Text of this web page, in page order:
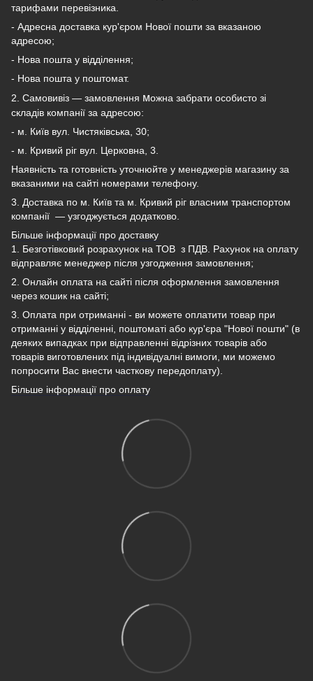
тарифами перевізника.
- Адресна доставка кур'єром Нової пошти за вказаною
адресою;
- Нова пошта у відділення;
- Нова пошта у поштомат.
2. Самовивіз — замовлення можна забрати особисто зі
складів компанії за адресою:
- м. Київ вул. Чистяківська, 30;
- м. Кривий ріг вул. Церковна, 3.
Наявність та готовність уточнюйте у менеджерів магазину за
вказаними на сайті номерами телефону.
3. Доставка по м. Київ та м. Кривий ріг власним транспортом
компанії — узгоджується додатково.
Більше інформації про доставку
1. Безготівковий розрахунок на ТОВ з ПДВ. Рахунок на оплату
відправляє менеджер після узгодження замовлення;
2. Онлайн оплата на сайті після оформлення замовлення
через кошик на сайті;
3. Оплата при отриманні - ви можете оплатити товар при
отриманні у відділенні, поштоматі або кур'єра "Нової пошти" (в
деяких випадках при відправленні відрізних товарів або
товарів виготовлених під індивідуалні вимоги, ми можемо
попросити Вас внести часткову передоплату).
Більше інформації про оплату